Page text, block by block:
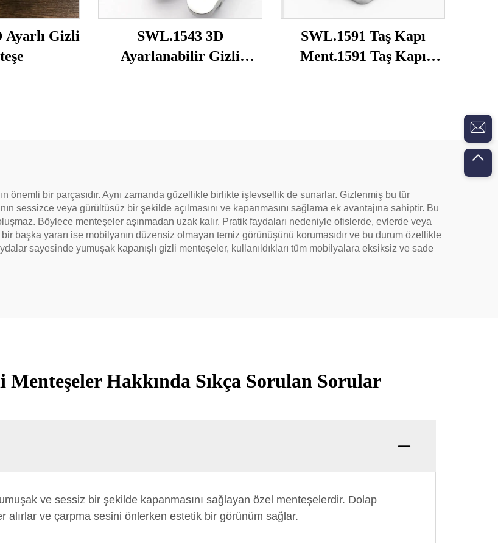
Ayarlı Gizli
SWL.1543 3D
Ayarlanabilir Gizli
SWL.1591 Taş Kapı
Ment.1591 Taş Kapı
önemli bir parçasıdır. Aynı zamanda güzellikle birlikte işlevsellik de sunarlar. Gizlenmiş bu tür
sessizce veya gürültüsüz bir şekilde açılmasını ve kapanmasını sağlama ek avantajına sahiptir. Bu
Böylece menteşeler aşınmadan uzak kalır. Pratik faydaları nedeniyle ofislerde, evlerde veya
başka yararı ise mobilyanın düzensiz olmayan temiz görünüşünü korumasıdır ve bu durum özellikle
sayesinde yumuşak kapanışlı gizli menteşeler, kullanıldıkları tüm mobilyalara eksiksiz ve sade
Menteşeler Hakkında Sıkça Sorulan Sorular
ve sessiz bir şekilde kapanmasını sağlayan özel menteşelerdir. Dolap
alırlar ve çarpma sesini önlerken estetik bir görünüm sağlar.